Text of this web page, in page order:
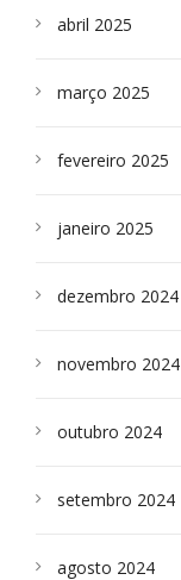
abril 2025
março 2025
fevereiro 2025
janeiro 2025
dezembro 2024
novembro 2024
outubro 2024
setembro 2024
agosto 2024